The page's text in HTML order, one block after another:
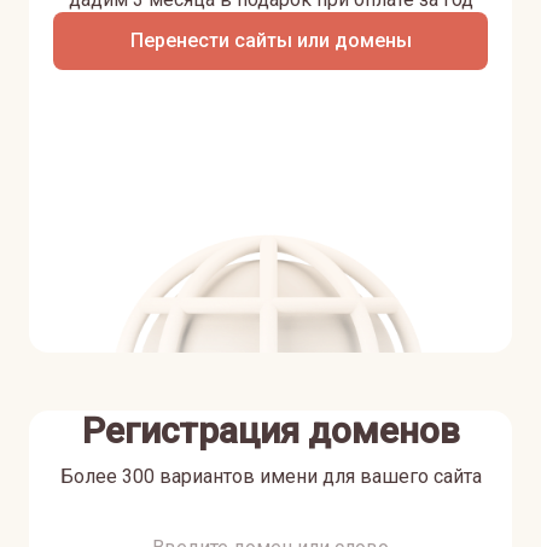
Перенести сайты или домены
Регистрация доменов
Более 300 вариантов имени для вашего сайта